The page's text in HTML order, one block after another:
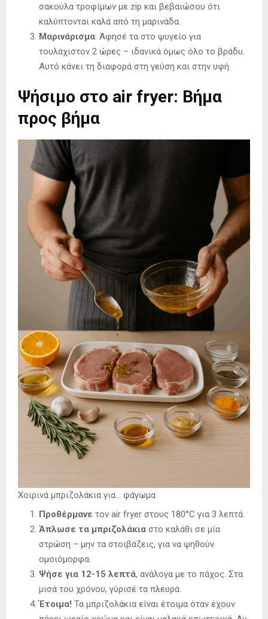
σακούλα τροφίμων με zip και βεβαιώσου ότι
καλύπτονται καλά από τη μαρινάδα.
Μαρινάρισμα: Άφησέ τα στο ψυγείο για
τουλάχιστον 2 ώρες – ιδανικά όμως όλο το βράδυ.
Αυτό κάνει τη διαφορά στη γεύση και στην υφή.
Ψήσιμο στο air fryer: Βήμα
προς βήμα
Χοιρινά μπριζολάκια για… φάγωμα
Προθέρμανε τον air fryer στους 180°C για 3 λεπτά.
Άπλωσε τα μπριζολάκια στο καλάθι σε μία
στρώση – μην τα στοιβάζεις, για να ψηθούν
ομοιόμορφα.
Ψήσε για 12-15 λεπτά, ανάλογα με το πάχος. Στα
μισά του χρόνου, γύρισέ τα πλευρά.
Έτοιμα! Τα μπριζολάκια είναι έτοιμα όταν έχουν